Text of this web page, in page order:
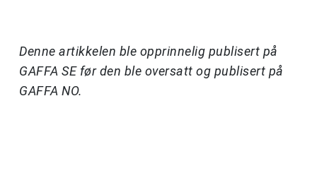
Denne artikkelen ble opprinnelig publisert på
GAFFA SE før den ble oversatt og publisert på
GAFFA NO.